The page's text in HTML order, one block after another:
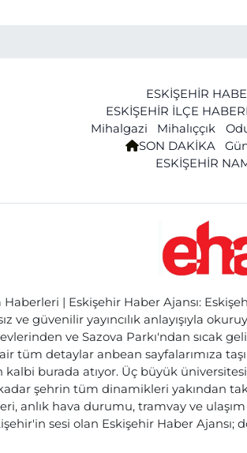
ESKİŞEHİR
ESKİŞEHİR İLÇE
Mihalgazi
Mihalıççık
SON DAKİKA
ESKİŞEHİR
| Eskişehir Haber Ajansı:
ve güvenilir yayıncılık anlayışıyla
evlerinden ve Sazova Parkı'ndan
tüm detaylar anbean sayfalarımıza
burada atıyor. Üç büyük
şehrin tüm dinamikleri yakından
anlık hava durumu, tramvay ve
sesi olan Eskişehir Haber Ajansı;